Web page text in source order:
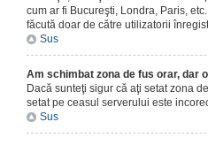
cum ar fi Bucureşti, Londra, Paris,
făcută doar de către utilizatorii
Sus
Am schimbat zona de fus orar, dar
Dacă sunteţi sigur că aţi setat zona
setat pe ceasul serverului este
Sus